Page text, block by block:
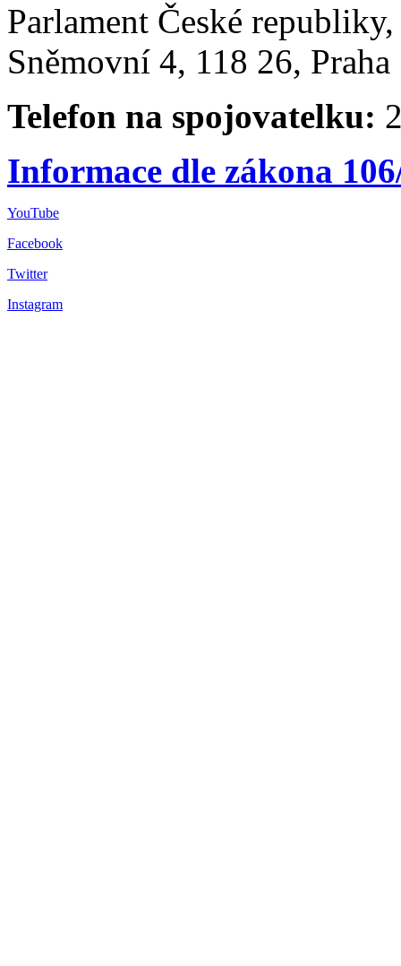
Parlament České
Sněmovní 4, 118 26,
Telefon na spojovatelku:
Informace dle zákona
YouTube
Facebook
Twitter
Instagram